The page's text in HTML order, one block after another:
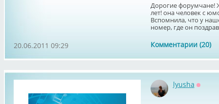
Дорогие форумчане!
лет! она человек с
Вспомнила, что у
номер, где он
Комментарии (20)
20.06.2011 09:29
lyusha